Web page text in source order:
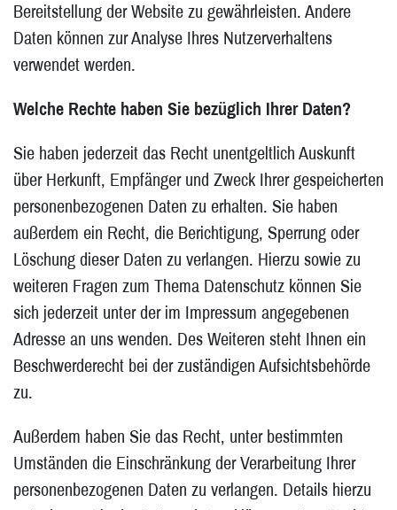
Bereitstellung der Website zu gewährleisten. Andere
Daten können zur Analyse Ihres Nutzerverhaltens
verwendet werden.
Welche Rechte haben Sie bezüglich Ihrer Daten?
Sie haben jederzeit das Recht unentgeltlich Auskunft
über Herkunft, Empfänger und Zweck Ihrer gespeicherten
personenbezogenen Daten zu erhalten. Sie haben
außerdem ein Recht, die Berichtigung, Sperrung oder
Löschung dieser Daten zu verlangen. Hierzu sowie zu
weiteren Fragen zum Thema Datenschutz können Sie
sich jederzeit unter der im Impressum angegebenen
Adresse an uns wenden. Des Weiteren steht Ihnen ein
Beschwerderecht bei der zuständigen Aufsichtsbehörde
zu.
Außerdem haben Sie das Recht, unter bestimmten
Umständen die Einschränkung der Verarbeitung Ihrer
personenbezogenen Daten zu verlangen. Details hierzu